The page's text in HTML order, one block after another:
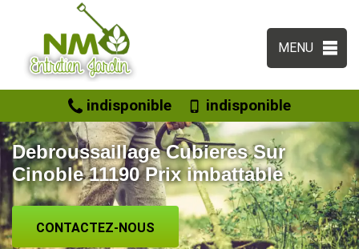
MENU
indisponible indisponible
Debroussaillage Cubieres Sur
Cinoble 11190 Prix imbattable
CONTACTEZ-NOUS